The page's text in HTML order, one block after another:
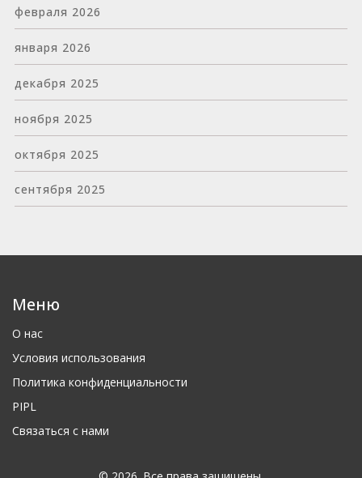
февраля 2026
января 2026
декабря 2025
ноября 2025
октября 2025
сентября 2025
Меню
О нас
Условия использования
Политика конфиденциальности
PIPL
Связаться с нами